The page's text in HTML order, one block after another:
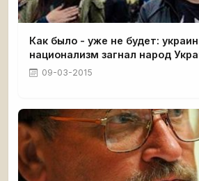
Как было - уже не будет:
национализм загнал народ
09-03-2015